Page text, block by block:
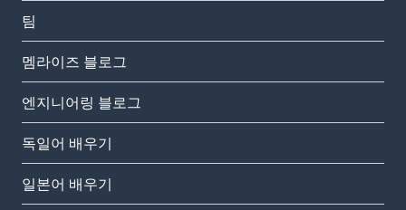
팀
멤라이즈 블로그
엔지니어링 블로그
독일어 배우기
일본어 배우기